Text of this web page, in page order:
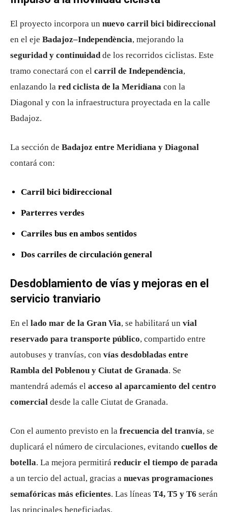
El proyecto incorpora un nuevo carril bici bidireccional
en el eje Badajoz–Independència, mejorando la
seguridad y continuidadde los recorridos ciclistas. Este
tramo conectará con el carril de Independència,
enlazando la red ciclista de la Meridiana con la
Diagonal y con la infraestructura proyectada en la calle
Badajoz.
La sección de Badajoz entre Meridiana y Diagonal
contará con:
Carril bici bidireccional
Parterres verdes
Carriles bus en ambos sentidos
Dos carriles de circulación general
Desdoblamiento de vías y mejoras en el
servicio tranviario
En el lado mar de la Gran Via, se habilitará un vial
reservado para transporte público, compartido entre
autobuses y tranvías, con vías desdobladas entre
Rambla del Poblenou y Ciutat de Granada. Se
mantendrá además el acceso al aparcamiento del centro
comercial desde la calle Ciutat de Granada.
Con el aumento previsto en la frecuencia del tranvía, se
duplicará el número de circulaciones, evitando cuellos de
botella. La mejora permitirá reducir el tiempo de parada
a un tercio del actual, gracias a nuevas programaciones
semafóricas más eficientes. Las líneas T4, T5 y T6 serán
las principales beneficiadas.